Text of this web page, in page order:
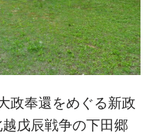
政奉還をめぐる新政
戊辰戦争の下田郷